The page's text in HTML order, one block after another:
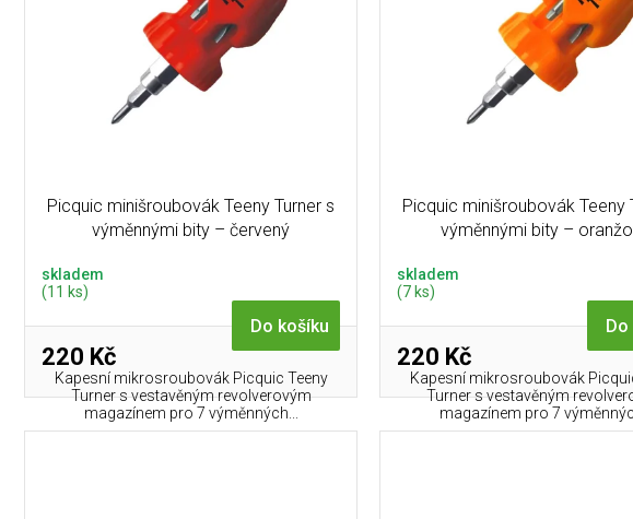
Picquic minišroubovák Teeny Turner s
výměnnými bity – červený
skladem
(11 ks)
220 Kč
Do košíku
Kapesní mikros­roubovák Picquic Teeny
Turner s vestavěným revolverovým
magazínem pro 7 výměnných...
Picquic minišroubovák Teeny
výměnnými bity –
skladem
(7 ks)
220 Kč
Kapesní mikros­roubovák
Turner s vestavěným
magazínem pro 7